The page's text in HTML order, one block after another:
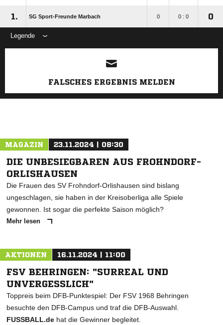
1. SG Sport-Freunde Marbach 0 0 : 0 0
Legende
ANZEIGE
FALSCHES ERGEBNIS MELDEN
MAGAZIN 23.11.2024 | 08:30
DIE UNBESIEGBAREN AUS FROHNDORF-
ORLISHAUSEN
Die Frauen des SV Frohndorf-Orlishausen sind bislang
ungeschlagen, sie haben in der Kreisoberliga alle Spiele
gewonnen. Ist sogar die perfekte Saison möglich?
Mehr lesen
AKTIONEN 16.11.2024 | 11:00
FSV BEHRINGEN: "SURREAL UND
UNVERGESSLICH"
Toppreis beim DFB-Punktespiel: Der FSV 1968 Behringen
besuchte den DFB-Campus und traf die DFB-Auswahl.
FUSSBALL.de hat die Gewinner begleitet.